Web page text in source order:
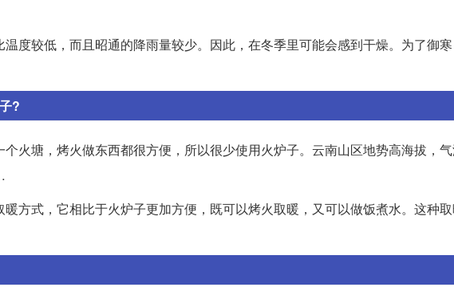
度较低，而且昭通的降雨量较少。因此，在冬季里可能会感到干燥。为了御
?
火塘，烤火做东西都很方便，所以很少使用火炉子。云南山区地势高海拔，
方式，它相比于火炉子更加方便，既可以烤火取暖，又可以做饭煮水。这种